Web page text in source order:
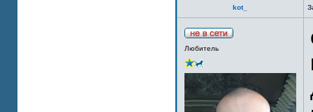
kot_
Любитель